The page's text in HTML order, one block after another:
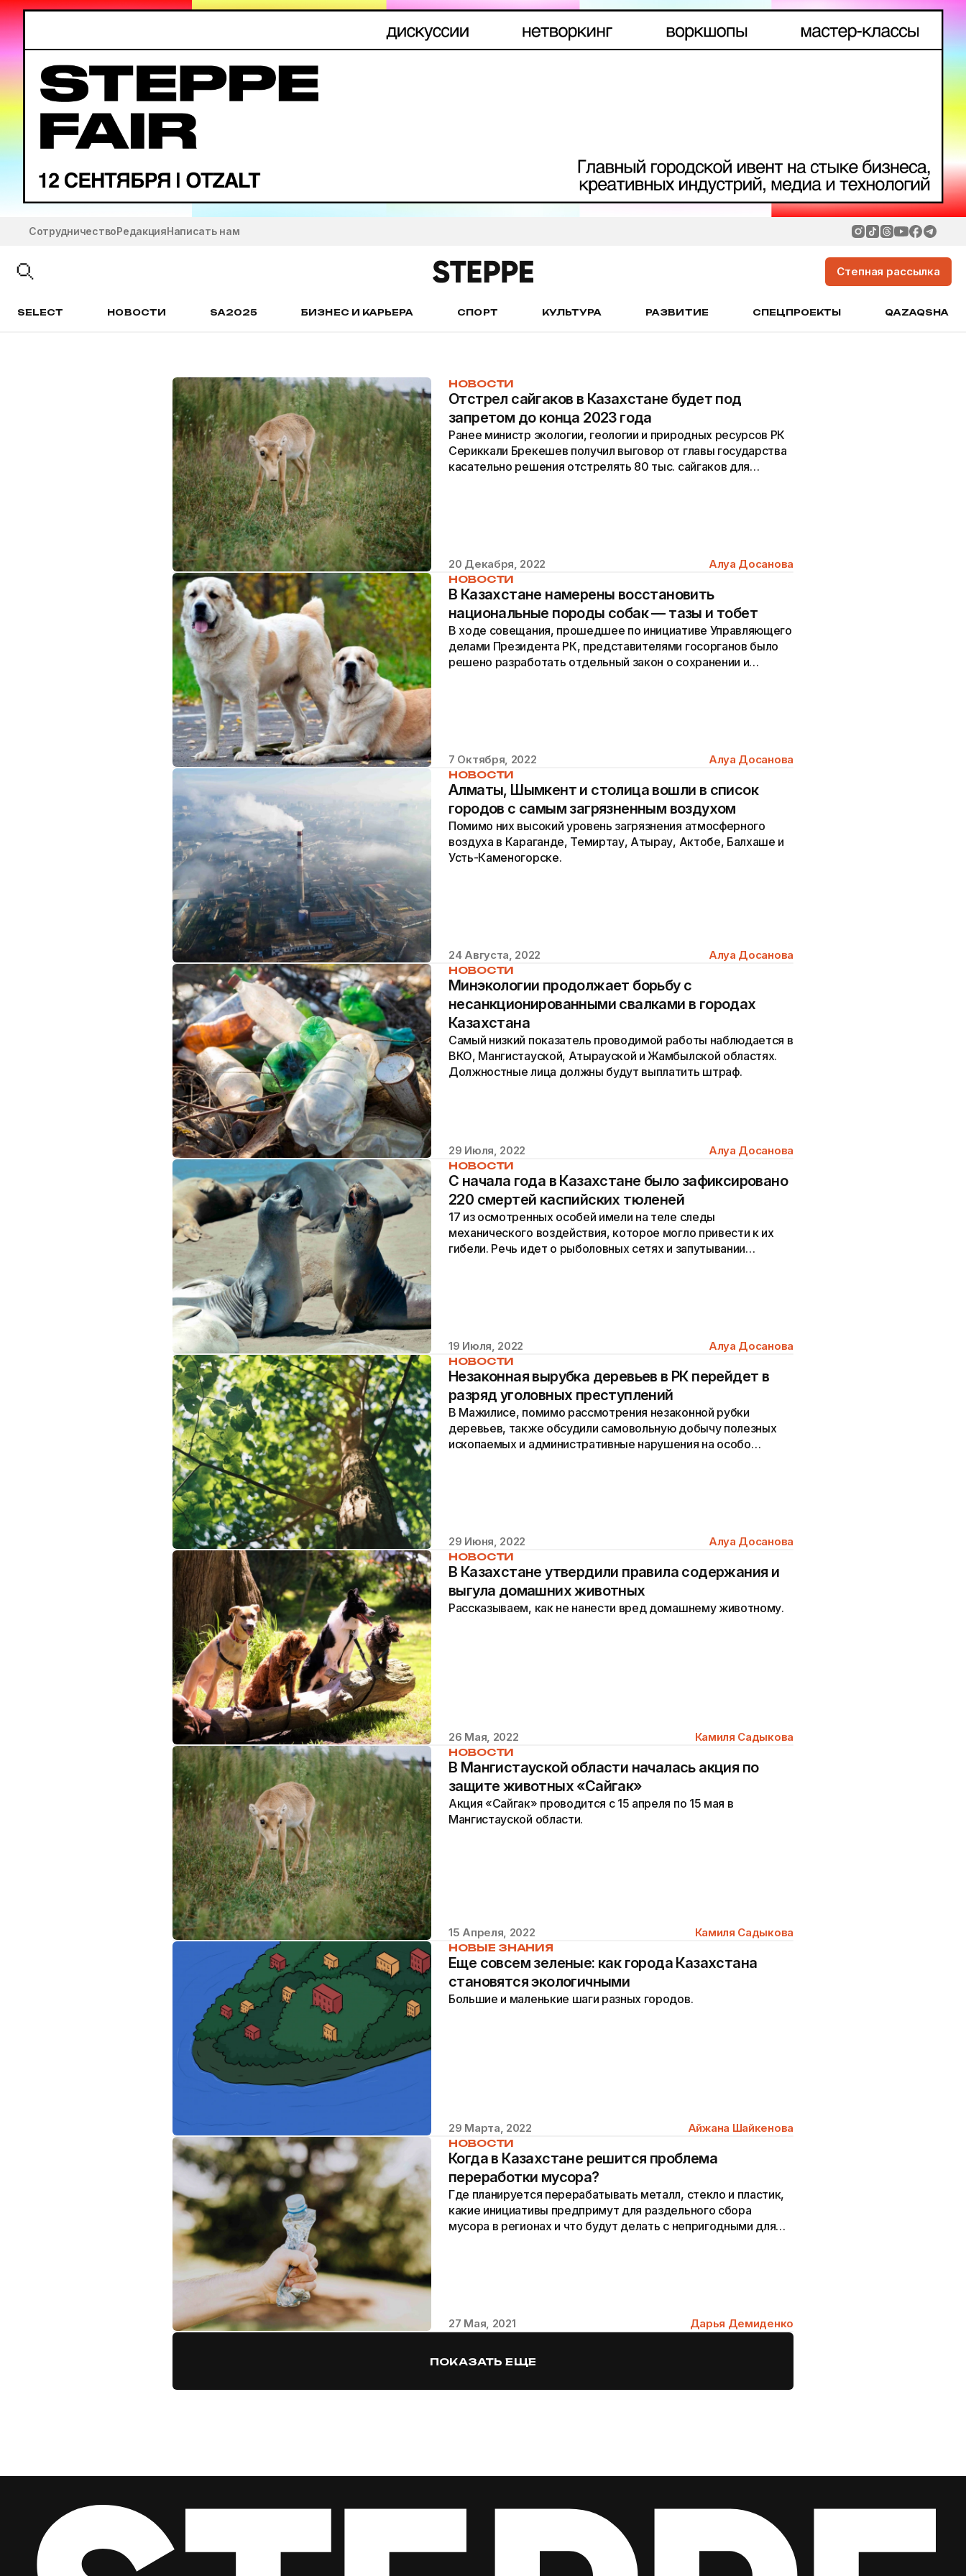
СотрудничествоРедакцияНаписать нам
Степная рассылка
SELECT НОВОСТИ SA2025 БИЗНЕС И КАРЬЕРА СПОРТ КУЛЬТУРА РАЗВИТИЕ СПЕЦПРОЕКТЫ QAZAQSHA
НОВОСТИ
Отстрел сайгаков в Казахстане будет под
запретом до конца 2023 года
Ранее министр экологии, геологии и природных ресурсов РК
Сериккали Брекешев получил выговор от главы государства
касательно решения отстрелять 80 тыс. сайгаков для
20 Декабря, 2022 Алуа Досанова
НОВОСТИ
В Казахстане намерены восстановить
национальные породы собак — тазы и тобет
В ходе совещания, прошедшее по инициативе Управляющего
делами Президента РК, представителями госорганов было
решено разработать отдельный закон о сохранении и
7 Октября, 2022 Алуа Досанова
НОВОСТИ
Алматы, Шымкент и столица вошли в список
городов с самым загрязненным воздухом
Помимо них высокий уровень загрязнения атмосферного
воздуха в Караганде, Темиртау, Атырау, Актобе, Балхаше и
Усть-Каменогорске.
24 Августа, 2022 Алуа Досанова
НОВОСТИ
Минэкологии продолжает борьбу с
несанкционированными свалками в городах
Казахстана
Самый низкий показатель проводимой работы наблюдается в
ВКО, Мангистауской, Атырауской и Жамбылской областях.
Должностные лица должны будут выплатить штраф.
29 Июля, 2022 Алуа Досанова
НОВОСТИ
С начала года в Казахстане было зафиксировано
220 смертей каспийских тюленей
17 из осмотренных особей имели на теле следы
механического воздействия, которое могло привести к их
гибели. Речь идет о рыболовных сетях и запутывании
19 Июля, 2022 Алуа Досанова
НОВОСТИ
Незаконная вырубка деревьев в РК перейдет в
разряд уголовных преступлений
В Мажилисе, помимо рассмотрения незаконной рубки
деревьев, также обсудили самовольную добычу полезных
ископаемых и административные нарушения на особо
29 Июня, 2022 Алуа Досанова
НОВОСТИ
В Казахстане утвердили правила содержания и
выгула домашних животных
Рассказываем, как не нанести вред домашнему животному.
26 Мая, 2022 Камиля Садыкова
НОВОСТИ
В Мангистауской области началась акция по
защите животных «Сайгак»
Акция «Сайгак» проводится с 15 апреля по 15 мая в
Мангистауской области.
15 Апреля, 2022 Камиля Садыкова
НОВЫЕ ЗНАНИЯ
Еще совсем зеленые: как города Казахстана
становятся экологичными
Большие и маленькие шаги разных городов.
29 Марта, 2022 Айжана Шайкенова
НОВОСТИ
Когда в Казахстане решится проблема
переработки мусора?
Где планируется перерабатывать металл, стекло и пластик,
какие инициативы предпримут для раздельного сбора
мусора в регионах и что будут делать с непригодными для
27 Мая, 2021 Дарья Демиденко
ПОКАЗАТЬ ЕЩЕ